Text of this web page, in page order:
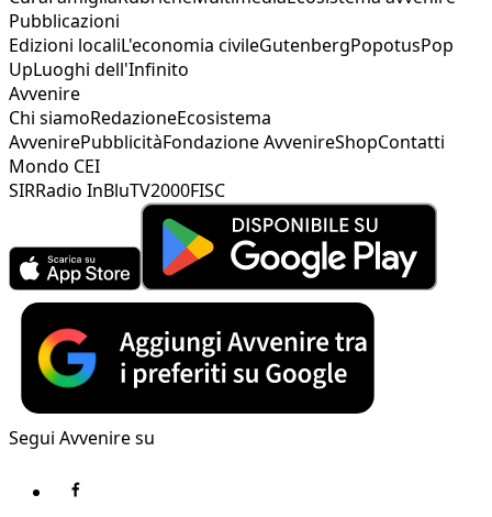
Pubblicazioni
Edizioni localiL'economia civileGutenbergPopotusPop
UpLuoghi dell'Infinito
Avvenire
Chi siamoRedazioneEcosistema
AvvenirePubblicitàFondazione AvvenireShopContatti
Mondo CEI
SIRRadio InBluTV2000FISC
Segui Avvenire su